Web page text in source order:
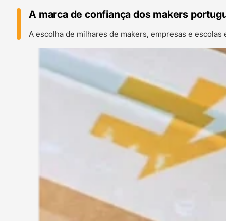
A marca de confiança dos makers
A escolha de milhares de makers, empresas e escolas